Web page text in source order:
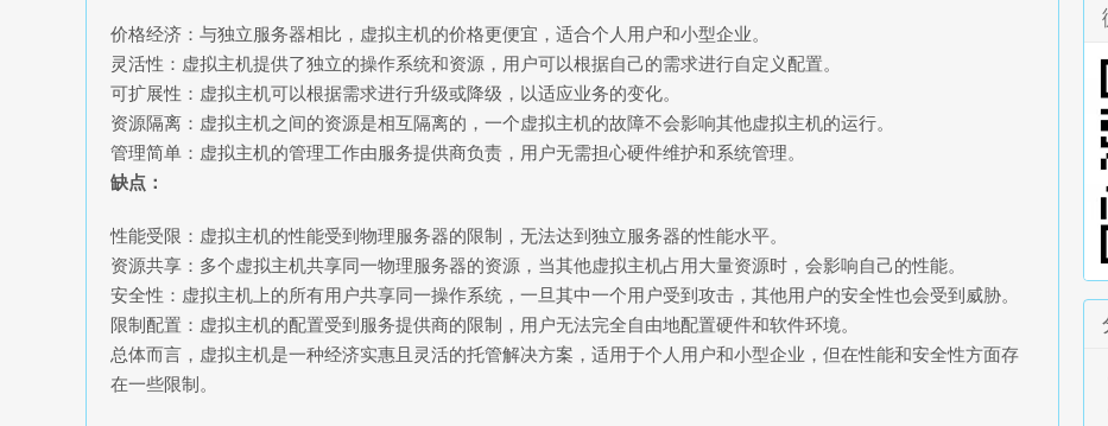
价格经济：与独立服务器相比，虚拟主机的价格更便宜，适合个人用户和小型企业。
灵活性：虚拟主机提供了独立的操作系统和资源，用户可以根据自己的需求进行自定义配置。
可扩展性：虚拟主机可以根据需求进行升级或降级，以适应业务的变化。
资源隔离：虚拟主机之间的资源是相互隔离的，一个虚拟主机的故障不会影响其他虚拟主机的运行。
管理简单：虚拟主机的管理工作由服务提供商负责，用户无需担心硬件维护和系统管理。
缺点：
性能受限：虚拟主机的性能受到物理服务器的限制，无法达到独立服务器的性能水平。
资源共享：多个虚拟主机共享同一物理服务器的资源，当其他虚拟主机占用大量资源时，会影响自己的性能。
安全性：虚拟主机上的所有用户共享同一操作系统，一旦其中一个用户受到攻击，其他用户的安全性也会受到威胁。
限制配置：虚拟主机的配置受到服务提供商的限制，用户无法完全自由地配置硬件和软件环境。
总体而言，虚拟主机是一种经济实惠且灵活的托管解决方案，适用于个人用户和小型企业，但在性能和安全性方面存
在一些限制。